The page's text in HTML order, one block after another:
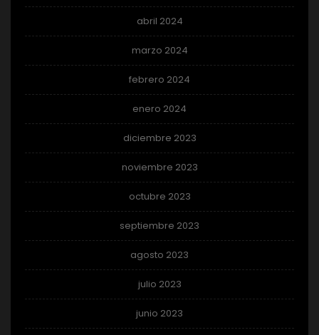
abril 2024
marzo 2024
febrero 2024
enero 2024
diciembre 2023
noviembre 2023
octubre 2023
septiembre 2023
agosto 2023
julio 2023
junio 2023